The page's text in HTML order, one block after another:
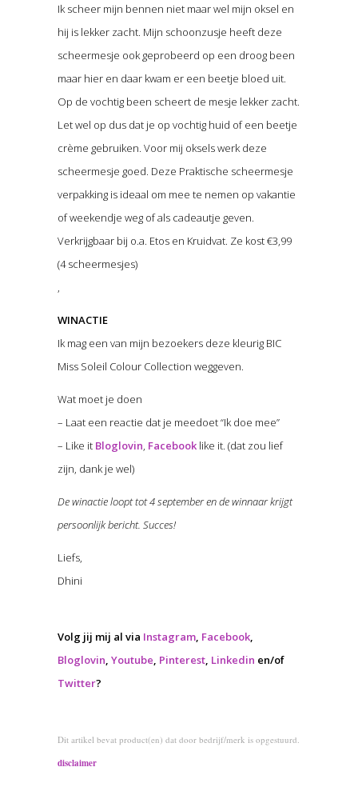
Ik scheer mijn bennen niet maar wel mijn oksel en
hij is lekker zacht. Mijn schoonzusje heeft deze
scheermesje ook geprobeerd op een droog been
maar hier en daar kwam er een beetje bloed uit.
Op de vochtig been scheert de mesje lekker zacht.
Let wel op dus dat je op vochtig huid of een beetje
crème gebruiken. Voor mij oksels werk deze
scheermesje goed. Deze Praktische scheermesje
verpakking is ideaal om mee te nemen op vakantie
of weekendje weg of als cadeautje geven.
Verkrijgbaar bij o.a. Etos en Kruidvat. Ze kost €3,99
(4 scheermesjes)
,
WINACTIE
Ik mag een van mijn bezoekers deze kleurig BIC
Miss Soleil Colour Collection weggeven.
Wat moet je doen
– Laat een reactie dat je meedoet “Ik doe mee”
– Like it Bloglovin, Facebooklike it. (dat zou lief
zijn, dank je wel)
De winactie loopt tot 4 september en de winnaar krijgt
persoonlijk bericht. Succes!
Liefs,
Dhini
Volg jij mij al via Instagram, Facebook,
Bloglovin, Youtube, Pinterest, Linkedin en/of
Twitter?
Dit artikel bevat product(en) dat door bedrijf/merk is opgestuurd.
disclaimer